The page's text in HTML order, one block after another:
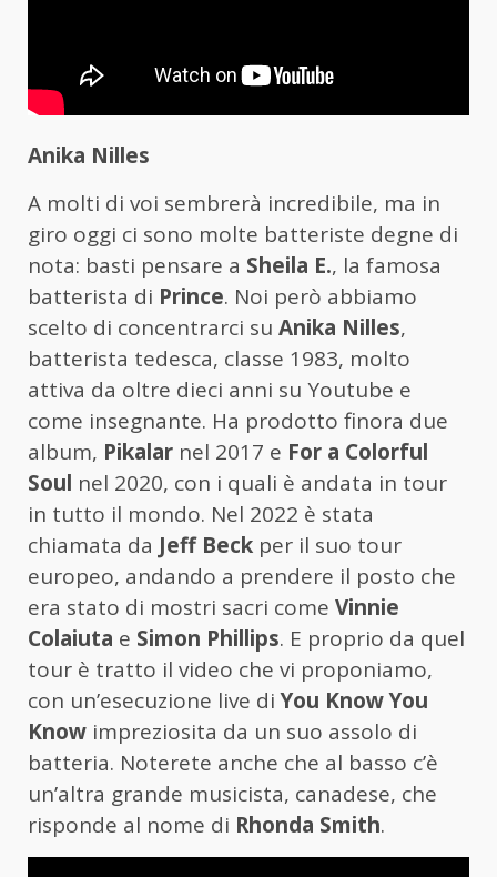
Anika Nilles
A molti di voi sembrerà incredibile, ma in
giro oggi ci sono molte batteriste degne di
nota: basti pensare a Sheila E., la famosa
batterista di Prince. Noi però abbiamo
scelto di concentrarci su Anika Nilles,
batterista tedesca, classe 1983, molto
attiva da oltre dieci anni su Youtube e
come insegnante. Ha prodotto finora due
album, Pikalar nel 2017 e For a Colorful
Soul nel 2020, con i quali è andata in tour
in tutto il mondo. Nel 2022 è stata
chiamata da Jeff Beck per il suo tour
europeo, andando a prendere il posto che
era stato di mostri sacri come Vinnie
Colaiuta e Simon Phillips. E proprio da quel
tour è tratto il video che vi proponiamo,
con un’esecuzione live diYou Know You
Know impreziosita da un suo assolo di
batteria. Noterete anche che al basso c’è
un’altra grande musicista, canadese, che
risponde al nome di Rhonda Smith.